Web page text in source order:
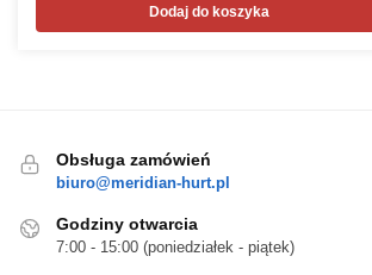
8,90 zł.
wynosi:
6,99 zł.
Dodaj do koszyka
Obsługa zamówień
biuro@meridian-hurt.pl
Godziny otwarcia
7:00 - 15:00 (poniedziałek - piątek)